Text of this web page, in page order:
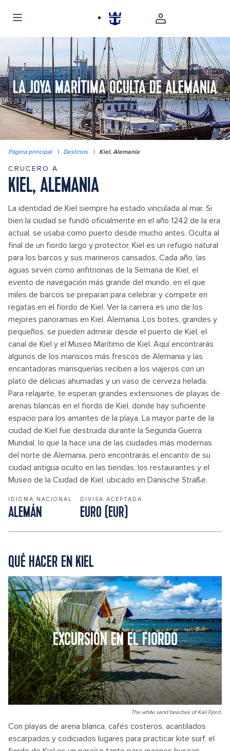
LA JOYA MARÍTIMA OCULTA DE ALEMANIA
Página principal | Destinos | Kiel, Alemania
CRUCERO A
KIEL, ALEMANIA
La identidad de Kiel siempre ha estado vinculada al mar. Si
bien la ciudad se fundó oficialmente en el año 1242 de la era
actual, se usaba como puerto desde mucho antes. Oculta al
final de un fiordo largo y protector, Kiel es un refugio natural
para los barcos y sus marineros cansados. Cada año, las
aguas sirven como anfitrionas de la Semana de Kiel, el
evento de navegación más grande del mundo, en el que
miles de barcos se preparan para celebrar y competir en
regatas en el fiordo de Kiel. Ver la carrera es uno de los
mejores panoramas en Kiel, Alemania. Los botes, grandes y
pequeños, se pueden admirar desde el puerto de Kiel, el
canal de Kiel y el Museo Marítimo de Kiel. Aquí encontrarás
algunos de los mariscos más frescos de Alemania y las
encantadoras marisquerías reciben a los viajeros con un
plato de delicias ahumadas y un vaso de cerveza helada.
Para relajarte, te esperan grandes extensiones de playas de
arenas blancas en el fiordo de Kiel, donde hay suficiente
espacio para los amantes de la playa. La mayor parte de la
ciudad de Kiel fue destruida durante la Segunda Guerra
Mundial, lo que la hace una de las ciudades más modernas
del norte de Alemania, pero encontrarás el encanto de su
ciudad antigua oculto en las tiendas, los restaurantes y el
Museo de la Ciudad de Kiel, ubicado en Dänische Straße.
IDIOMA NACIONAL
ALEMÁN
DIVISA ACEPTADA
EURO (EUR)
QUÉ HACER EN KIEL
EXCURSIÓN EN EL FIORDO
The white sand beaches of Kiel Fjord.
Con playas de arena blanca, cafés costeros, acantilados
escarpados y codiciados lugares para practicar kite surf, el